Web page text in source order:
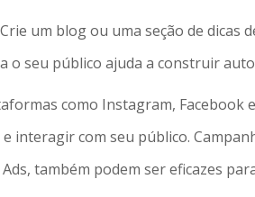
um blog ou uma seção de
o seu público ajuda a construir
como Instagram,
interagir com seu público.
também podem ser eficazes